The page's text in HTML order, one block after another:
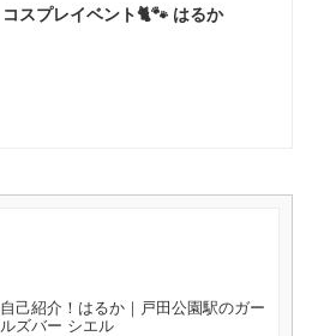
コスプレイベント🐈🐾 はるか
自己紹介！はるか｜戸田公園駅のガー
ルズバー シエル